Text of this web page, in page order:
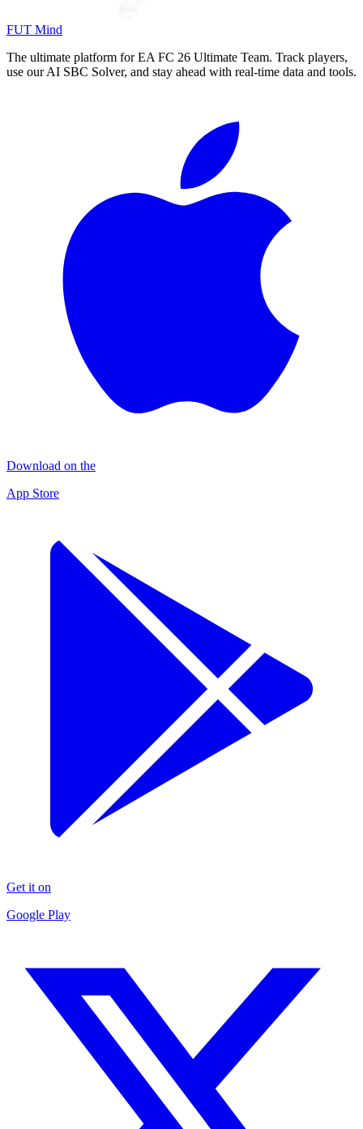
FUT Mind
The ultimate platform for EA FC 26 Ultimate Team. Track players,
use our AI SBC Solver, and stay ahead with real-time data and tools.
Download on the
App Store
Get it on
Google Play